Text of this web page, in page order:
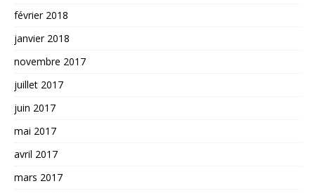
février 2018
janvier 2018
novembre 2017
juillet 2017
juin 2017
mai 2017
avril 2017
mars 2017